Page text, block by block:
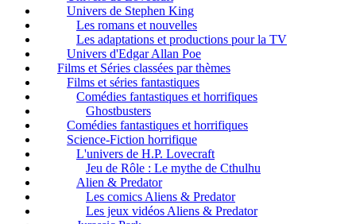
Univers de Stephen King
Les romans et nouvelles
Les adaptations et productions pour la TV
Univers d'Edgar Allan Poe
Films et Séries classées par thèmes
Films et séries fantastiques
Comédies fantastiques et horrifiques
Ghostbusters
Comédies fantastiques et horrifiques
Science-Fiction horrifique
L'univers de H.P. Lovecraft
Jeu de Rôle : Le mythe de Cthulhu
Alien & Predator
Les comics Aliens & Predator
Les jeux vidéos Aliens & Predator